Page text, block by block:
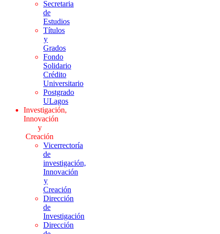
Secretaria
de
Estudios
Títulos
y
Grados
Fondo
Solidario
Crédito
Universitario
Postgrado
ULagos
Investigación,
Innovación
y
Creación
Vicerrectoría
de
investigación,
Innovación
y
Creación
Dirección
de
Investigación
Dirección